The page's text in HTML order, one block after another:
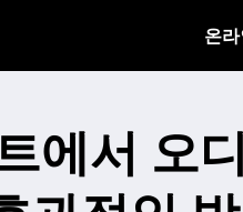
온
에서 오